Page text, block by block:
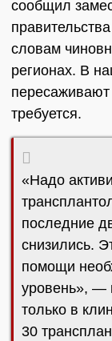
сообщил
словам
регионах. В
требуется.
«Надо
последние
снизились.
помощи
уровень», —
только в
30